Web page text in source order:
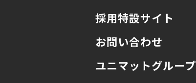
採用特設サイト
お問い合わせ
ユニマットグループ